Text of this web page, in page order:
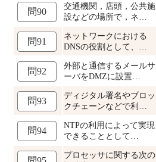
問90
交通機関，店頭，公共施
設などの場所で，ネ…
問91
ネットワークにおける
DNSの役割として、…
問92
外部と通信するメールサ
ーバをDMZに設置…
問93
ディジタル署名やブロッ
クチェーンなどで利…
問94
NTPの利用によって実現
できることとして…
プロセッサに関する次の